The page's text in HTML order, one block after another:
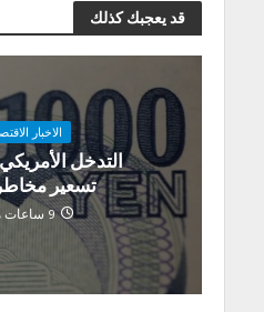
قد يعجبك كذلك
الاخبار
التدخل الأمريكي
تسعير
9 ساعات مضى